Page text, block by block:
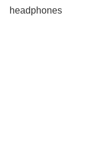
headphones